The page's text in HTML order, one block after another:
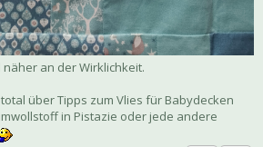
an der Wirklichkeit.
über Tipps zum Vlies für Babydecken
in Pistazie oder jede andere